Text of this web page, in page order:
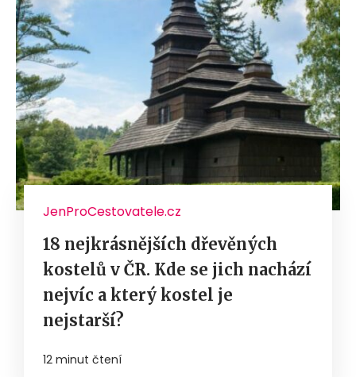
JenProCestovatele.cz
18 nejkrásnějších dřevěných
kostelů v ČR. Kde se jich nachází
nejvíc a který kostel je
nejstarší?
12 minut čtení